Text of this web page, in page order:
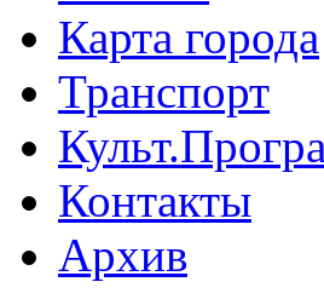
Карта города
Транспорт
Контакты
Архив